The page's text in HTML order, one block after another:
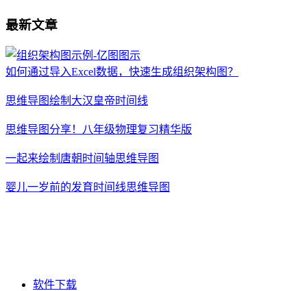
最新文章
如何通过导入Excel数据，快速生成组织架构图？
思维导图绘制大汉皇帝时间线
思维导图分享！八年级物理复习精华版
一起来绘制唐朝时间轴思维导图
婴儿一岁前的发育时间线思维导图
软件下载